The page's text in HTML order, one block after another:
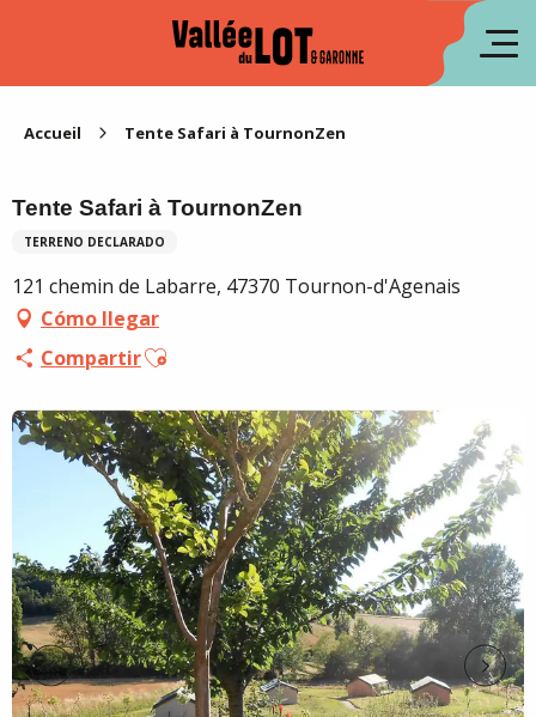
Accueil Tente Safari à TournonZen
Tente Safari à TournonZen
TERRENO DECLARADO
121 chemin de Labarre, 47370 Tournon-d'Agenais
Cómo llegar
CompartirAjouter aux favoris